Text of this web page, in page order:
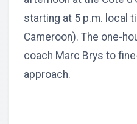
starting at 5 p.m. local
Cameroon). The one-
coach Marc Brys to
approach.